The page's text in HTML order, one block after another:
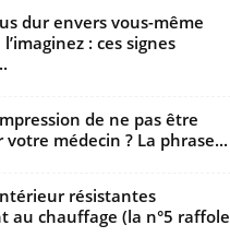
dur envers vous-même
: ces signes
de ne pas être
médecin ? La phrase...
résistantes
au chauffage (la n°5 raffole